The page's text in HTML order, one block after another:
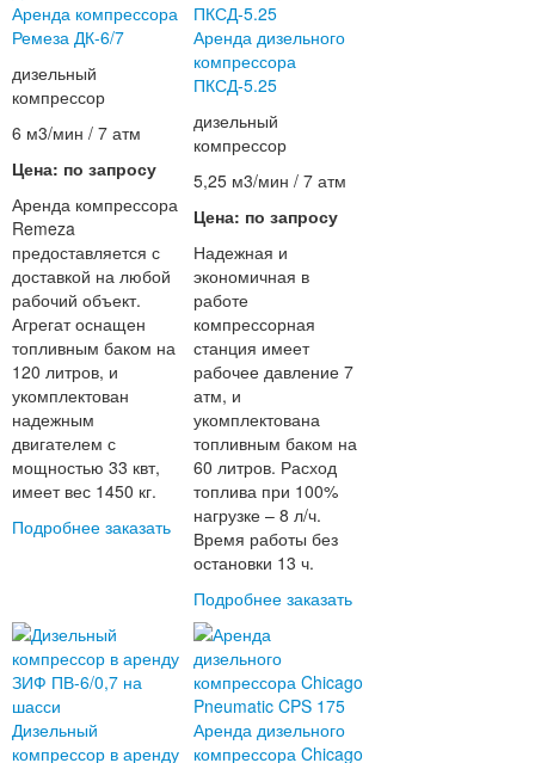
Аренда компрессора
Ремеза ДК-6/7
дизельный
компрессор
6 м3/мин / 7 атм
Цена: по запросу
Аренда компрессора
Remeza
предоставляется с
доставкой на любой
рабочий объект.
Агрегат оснащен
топливным баком на
120 литров, и
укомплектован
надежным
двигателем с
мощностью 33 квт,
имеет вес 1450 кг.
Подробнее заказать
Аренда дизельного
компрессора
ПКСД-5.25
дизельный
компрессор
5,25 м3/мин / 7 атм
Цена: по запросу
Надежная и
экономичная в
работе
компрессорная
станция имеет
рабочее давление 7
атм, и
укомплектована
топливным баком на
60 литров. Расход
топлива при 100%
нагрузке – 8 л/ч.
Время работы без
остановки 13 ч.
Подробнее заказать
Дизельный
компрессор в аренду
Аренда дизельного
компрессора Chicago